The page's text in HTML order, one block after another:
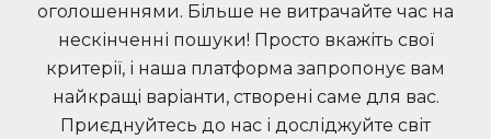
оголошеннями. Більше не витрачайте час на
нескінченні пошуки! Просто вкажіть свої
критерії, і наша платформа запропонує вам
найкращі варіанти, створені саме для вас.
Приєднуйтесь до нас і досліджуйте світ